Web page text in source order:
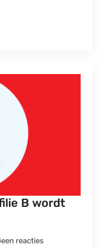
B wordt
reacties